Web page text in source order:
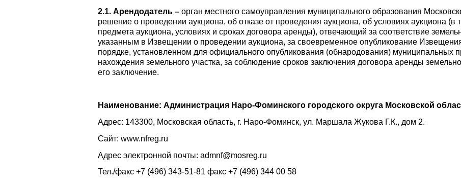
2.1. Арендодатель – орган местного самоуправления муниципального образования
решение о проведении аукциона, об отказе от проведения аукциона, об условиях аукциона (в
предмета аукциона, условиях и сроках договора аренды), отвечающий за соответствие
указанным в Извещении о проведении аукциона, за своевременное опубликование
порядке, установленном для официального опубликования (обнародования) муниципальных
нахождения земельного участка, за соблюдение сроков заключения договора аренды
его заключение.
Наименование: Администрация Наро-Фоминского городского округа Московской
Адрес: 143300, Московская область, г. Наро-Фоминск, ул. Маршала Жукова Г.К., дом 2.
Сайт: www.nfreg.ru
Адрес электронной почты: admnf@mosreg.ru
Тел./факс +7 (496) 343-51-81 факс +7 (496) 344 00 58